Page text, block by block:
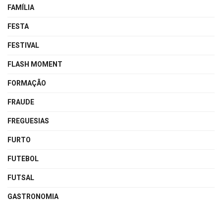
FAMÍLIA
FESTA
FESTIVAL
FLASH MOMENT
FORMAÇÃO
FRAUDE
FREGUESIAS
FURTO
FUTEBOL
FUTSAL
GASTRONOMIA